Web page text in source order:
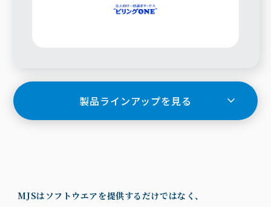
製品ラインアップを見る
MJSはソフトウエアを提供するだけではなく、